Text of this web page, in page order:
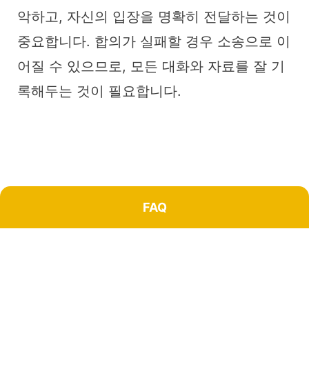
악하고, 자신의 입장을 명확히 전달하는 것이
중요합니다. 합의가 실패할 경우 소송으로 이
어질 수 있으므로, 모든 대화와 자료를 잘 기
록해두는 것이 필요합니다.
FAQ